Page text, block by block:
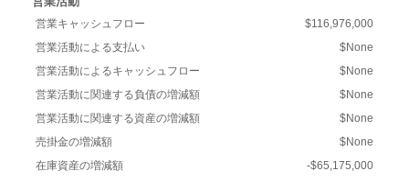
営業キャッシュフロー
$116,976,000
営業活動による支払い
$None
営業活動によるキャッシュフロー
$None
営業活動に関連する負債の増減額
$None
営業活動に関連する資産の増減額
$None
売掛金の増減額
$None
在庫資産の増減額
-$65,175,000